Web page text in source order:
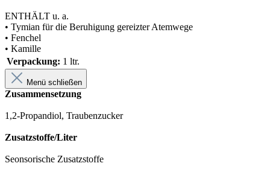
ENTHÄLT u. a.
• Tymian für die Beruhigung gereizter Atemwege
• Fenchel
• Kamille
Verpackung: 1 ltr.
Menü schließen
Zusammensetzung
1,2-Propandiol, Traubenzucker
Zusatzstoffe/Liter
Seonsorische Zusatzstoffe